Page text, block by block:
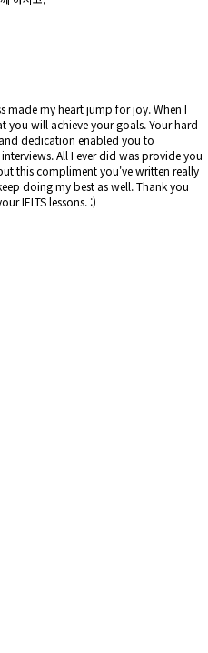
made my heart jump for joy. When I
you will achieve your goals. Your hard
dedication enabled you to
All I ever did was provide you
this compliment you've written really
doing my best as well. Thank you
IELTS lessons. :)